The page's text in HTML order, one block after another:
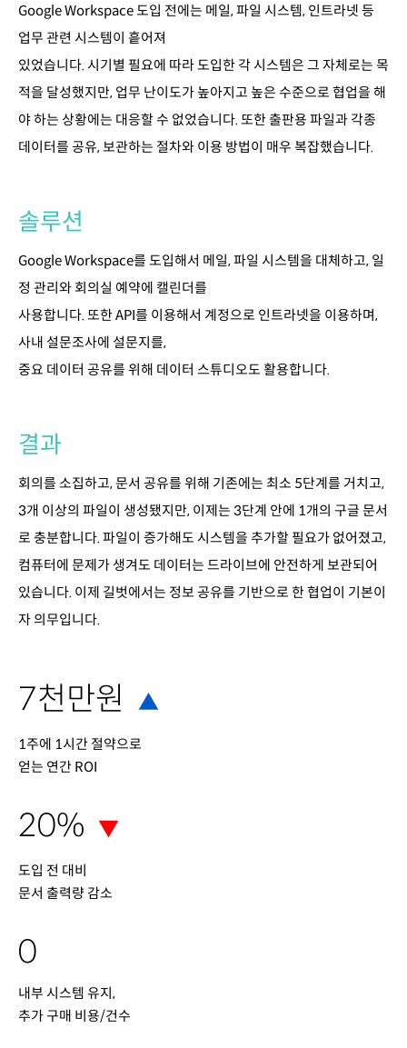
Google Workspace 도입 전에는 메일, 파일 시스템, 인트라넷 등
업무 관련 시스템이 흩어져
있었습니다. 시기별 필요에 따라 도입한 각 시스템은 그 자체로는 목
적을 달성했지만, 업무 난이도가 높아지고 높은 수준으로 협업을 해
야 하는 상황에는 대응할 수 없었습니다. 또한 출판용 파일과 각종
데이터를 공유, 보관하는 절차와 이용 방법이 매우 복잡했습니다.
솔루션
Google Workspace를 도입해서 메일, 파일 시스템을 대체하고, 일
정 관리와 회의실 예약에 캘린더를
사용합니다. 또한 API를 이용해서 계정으로 인트라넷을 이용하며,
사내 설문조사에 설문지를,
중요 데이터 공유를 위해 데이터 스튜디오도 활용합니다.
결과
회의를 소집하고, 문서 공유를 위해 기존에는 최소 5단계를 거치고,
3개 이상의 파일이 생성됐지만, 이제는 3단계 안에 1개의 구글 문서
로 충분합니다. 파일이 증가해도 시스템을 추가할 필요가 없어졌고,
컴퓨터에 문제가 생겨도 데이터는 드라이브에 안전하게 보관되어
있습니다. 이제 길벗에서는 정보 공유를 기반으로 한 협업이 기본이
자 의무입니다.
7천만원 ▲
1주에 1시간 절약으로
얻는 연간 ROI
20% ▼
도입 전 대비
문서 출력량 감소
0
내부 시스템 유지,
추가 구매 비용/건수